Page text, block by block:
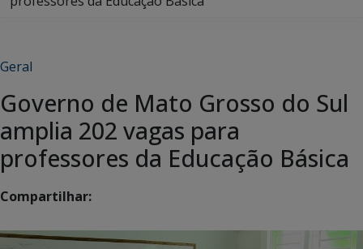
Geral
Governo de Mato Grosso do Sul
amplia 202 vagas para
professores da Educação Básica
Compartilhar: